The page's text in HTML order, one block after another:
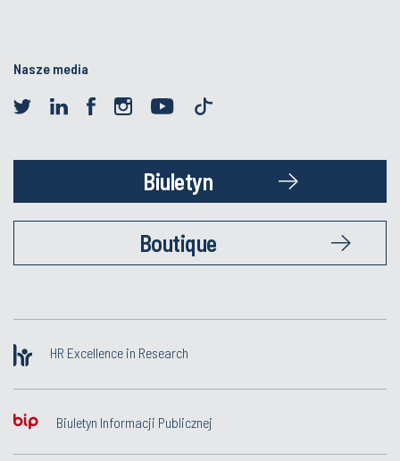
Nasze media
Biuletyn
Boutique
HR Excellence in Research
Biuletyn Informacji Publicznej